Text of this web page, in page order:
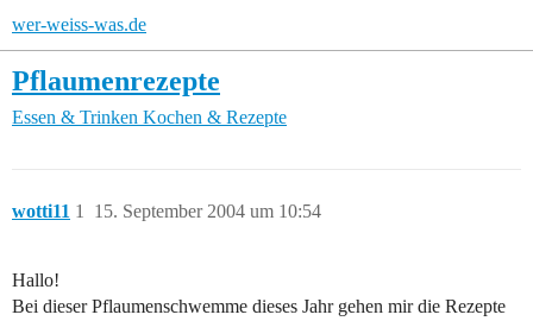
wer-weiss-was.de
Pflaumenrezepte
Essen & Trinken Kochen & Rezepte
wotti11 15. September 2004 um 10:54
1
Hallo!
Bei dieser Pflaumenschwemme dieses Jahr gehen mir die Rezepte